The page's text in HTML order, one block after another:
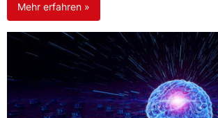
Mehr erfahren »